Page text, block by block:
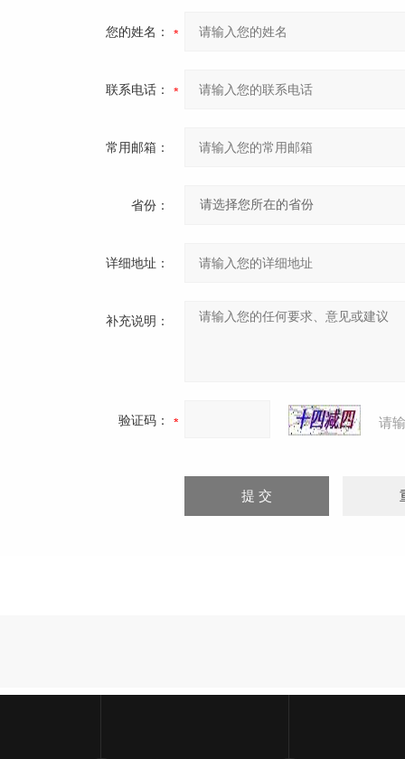
您的姓名：
联系电话：
常用邮箱：
省份：
详细地址：
补充说明：
验证码： 请